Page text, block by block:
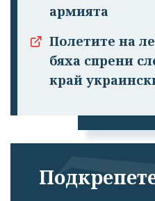
армията
Полетите на
бяха спрени
край